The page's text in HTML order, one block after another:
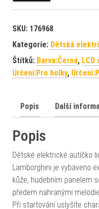
SKU: 176968
Kategorie: Dětská
Štítků: Barva:Černá, LCD
Určení:Pro holky,
Popis Další
Popis
Dětské elektrické autíčko
Lamborghini je vybaveno
kůže, hudebním panelem
předem nahranými
Při startování uslyšíte